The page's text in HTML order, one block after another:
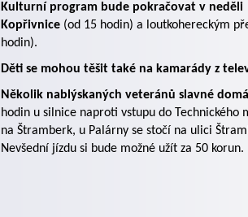
Kulturní program bude pokračovat v neděli
Kopřivnice (od 15 hodin) a loutkohereckým
hodin).
Děti se mohou těšit také na kamarády z
Několik nablýskaných veteránů slavné
hodin u silnice naproti vstupu do
na Štramberk, u Palárny se stočí na ulici
Nevšední jízdu si bude možné užít za 50 korun.